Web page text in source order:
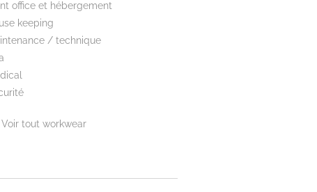
office et hébergement
keeping
/ technique
Voir tout workwear